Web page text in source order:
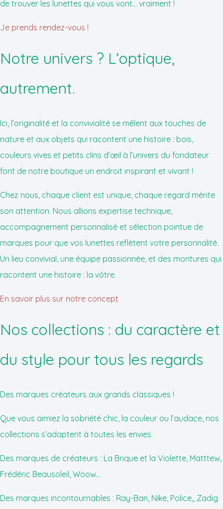
de trouver les lunettes qui vous vont... vraiment !
Je prends rendez-vous !
Notre univers ? L’optique,
autrement.
Ici, l’originalité et la convivialité se mêlent aux touches de
nature et aux objets qui racontent une histoire : bois,
couleurs vives et petits clins d’œil à l’univers du fondateur
font de notre boutique un endroit inspirant et vivant !
Chez nous, chaque client est unique, chaque regard mérite
son attention. Nous allions expertise technique,
accompagnement personnalisé et sélection pointue de
marques pour que vos lunettes reflètent votre personnalité.
Un lieu convivial, une équipe passionnée, et des montures qui
racontent une histoire : la vôtre.
En savoir plus sur notre concept
Nos collections : du caractère et
du style pour tous les regards
Des marques créateurs aux grands classiques !
Que vous aimiez la sobriété chic, la couleur ou l’audace, nos
collections s’adaptent à toutes les envies.
Des marques de créateurs : La Brique et la Violette, Matttew,
Frédéric Beausoleil, Woow...
Des marques incontournables : Ray-Ban, Nike, Police,, Zadig